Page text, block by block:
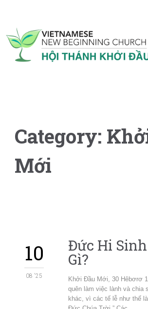
Category:
Mới
10
08 '25
Đức Hi
Gì?
Khởi Đầu Mới, 30 Hêbơrơ
quên làm việc lành và chia
khác, vì các tế lễ như thế